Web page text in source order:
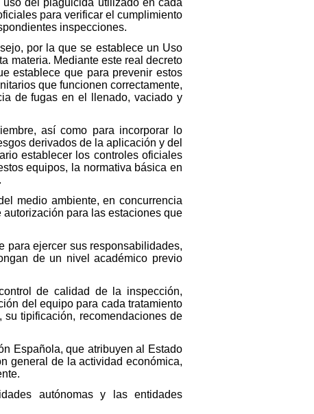
del plaguicida utilizado en cada
para verificar el cumplimiento
inspecciones.
por la que se establece un Uso
materia. Mediante este real decreto
establece que para prevenir estos
que funcionen correctamente,
de fugas en el llenado, vaciado y
así como para incorporar lo
derivados de la aplicación y del
establecer los controles oficiales
equipos, la normativa básica en
medio ambiente, en concurrencia
para las estaciones que
para ejercer sus responsabilidades,
de un nivel académico previo
de calidad de la inspección,
del equipo para cada tratamiento
tipificación, recomendaciones de
Española, que atribuyen al Estado
general de la actividad económica,
autónomas y las entidades